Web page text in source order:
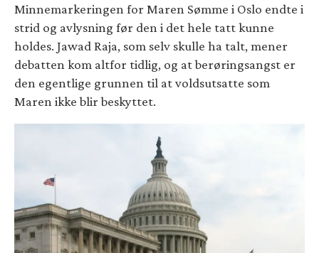
Minnemarkeringen for Maren Sømme i Oslo endte i
strid og avlysning før den i det hele tatt kunne
holdes. Jawad Raja, som selv skulle ha talt, mener
debatten kom altfor tidlig, og at berøringsangst er
den egentlige grunnen til at voldsutsatte som
Maren ikke blir beskyttet.